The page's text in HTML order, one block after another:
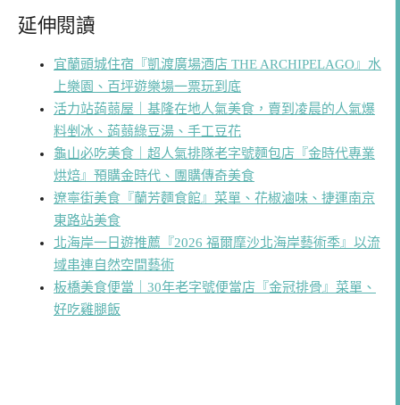
延伸閱讀
宜蘭頭城住宿『凱渡廣場酒店 THE ARCHIPELAGO』水
上樂園、百坪遊樂場一票玩到底
活力站蒟蒻屋｜基隆在地人氣美食，賣到凌晨的人氣爆
料剉冰、蒟蒻綠豆湯、手工豆花
龜山必吃美食｜超人氣排隊老字號麵包店『金時代專業
烘焙』預購金時代、團購傳奇美食
遼寧街美食『蘭芳麵食館』菜單、花椒滷味、捷運南京
東路站美食
北海岸一日遊推薦『2026 福爾摩沙北海岸藝術季』以流
域串連自然空間藝術
板橋美食便當｜30年老字號便當店『金冠排骨』菜單、
好吃雞腿飯